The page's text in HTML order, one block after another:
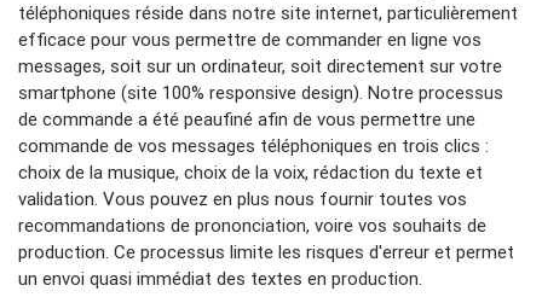
téléphoniques réside dans notre site internet, particulièrement
efficace pour vous permettre de commander en ligne vos
messages, soit sur un ordinateur, soit directement sur votre
smartphone (site 100% responsive design). Notre processus
de commande a été peaufiné afin de vous permettre une
commande de vos messages téléphoniques en trois clics :
choix de la musique, choix de la voix, rédaction du texte et
validation. Vous pouvez en plus nous fournir toutes vos
recommandations de prononciation, voire vos souhaits de
production. Ce processus limite les risques d'erreur et permet
un envoi quasi immédiat des textes en production.